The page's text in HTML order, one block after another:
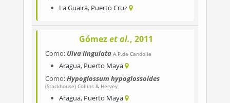
La Guaira, Puerto Cruz
Gómezet al., 2011
Como: Ulva lingulata A.P.de Candolle
Aragua, Puerto Maya
Como:Hypoglossum hypoglossoides
(Stackhouse) Collins & Hervey
Aragua, Puerto Maya